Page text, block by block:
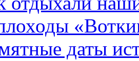
даты